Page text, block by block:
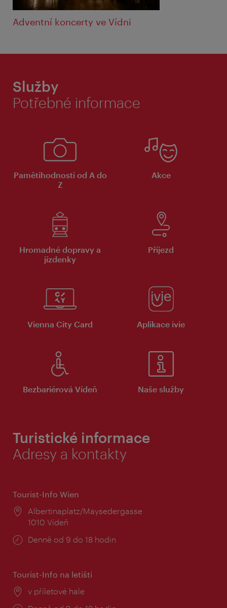
Adventní koncerty ve Vídni
Služby
Potřebné informace
Pamětihodnosti od A do
Z
Akce
Hromadné dopravy a
jízdenky
Příjezd
Vienna City Card Aplikace ivie
Bezbariérová Vídeň Naše služby
Turistické informace
Adresy a kontakty
Tourist-Info Wien
Místo:
Albertinaplatz/Maysedergasse
1010 Vídeň
Provozní
Denně od 9 do 18 hodin
Tourist-Info na letišti
Místo:
v příletové hale